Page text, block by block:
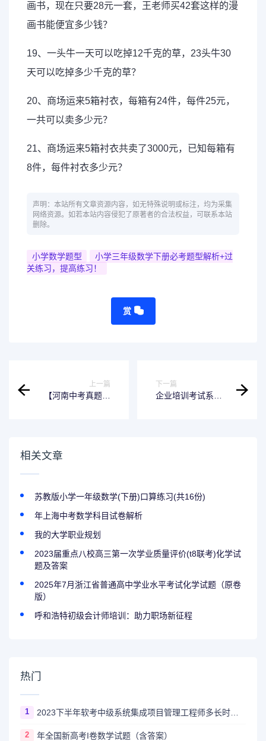
画书，现在只要28元一套，王老师买42套这样的漫
画书能便宜多少钱？
19、一头牛一天可以吃掉12千克的草，23头牛30
天可以吃掉多少千克的草？
20、商场运来5箱衬衣，每箱有24件，每件25元，
一共可以卖多少元？
21、商场运来5箱衬衣共卖了3000元，已知每箱有
8件，每件衬衣多少元？
声明：本站所有文章资源内容，如无特殊说明或标注，均为采集
网络资源。如若本站内容侵犯了原著者的合法权益，可联系本站
删除。
小学数学题型
小学三年级数学下册必考题型解析+过
关练习，提高练习！
赏
上一篇
【河南中考真题】
下一篇
企业培训考试系统
相关文章
苏教版小学一年级数学(下册)口算练习(共16份)
年上海中考数学科目试卷解析
我的大学职业规划
2023届重点八校高三第一次学业质量评价(t8联考)化学试
题及答案
2025年7月浙江省普通高中学业水平考试化学试题（原卷
版）
呼和浩特初级会计师培训：助力职场新征程
热门
1 2023下半年软考中级系统集成项目管理工程师多长时间出成绩
2 年全国新高考I卷数学试题（含答案）